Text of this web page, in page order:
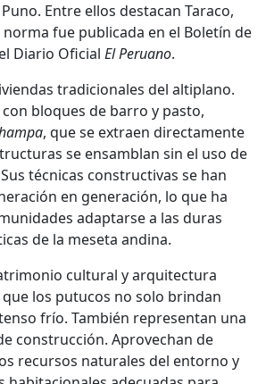
Entre ellos destacan Taraco,
norma fue publicada en el Boletín de
Diario Oficial El Peruano.
tradicionales del altiplano.
bloques de barro y pasto,
, que se extraen directamente
se ensamblan sin el uso de
técnicas constructivas se han
en generación, lo que ha
adaptarse a las duras
de la meseta andina.
cultural y arquitectura
los putucos no solo brindan
frío. También representan una
construcción. Aprovechan de
recursos naturales del entorno y